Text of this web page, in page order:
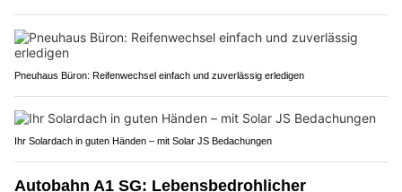
Pneuhaus Büron: Reifenwechsel einfach und zuverlässig erledigen
Ihr Solardach in guten Händen – mit Solar JS Bedachungen
Autobahn A1 SG: Lebensbedrohlicher